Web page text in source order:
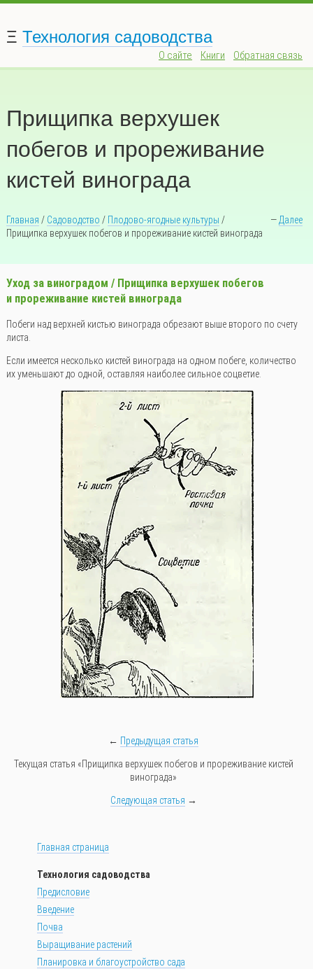
Ξ Технология садоводства
О сайте Книги Обратная связь
Прищипка верхушек
побегов и прореживание
кистей винограда
Главная / —Далее
Садоводство / Плодово-ягодные культуры /
Прищипка верхушек побегов и прореживание кистей винограда
Уход за виноградом / Прищипка верхушек побегов
и прореживание кистей винограда
Побеги над верхней кистью винограда обрезают выше второго по счету
листа.
Если имеется несколько кистей винограда на одном побеге, количество
их уменьшают до одной, оставляя наиболее сильное соцветие.
← Предыдущая статья
Текущая статья «Прищипка верхушек побегов и прореживание кистей
винограда»
Следующая статья →
Главная страница
Технология садоводства
Предисловие
Введение
Почва
Выращивание растений
Планировка и благоустройство сада